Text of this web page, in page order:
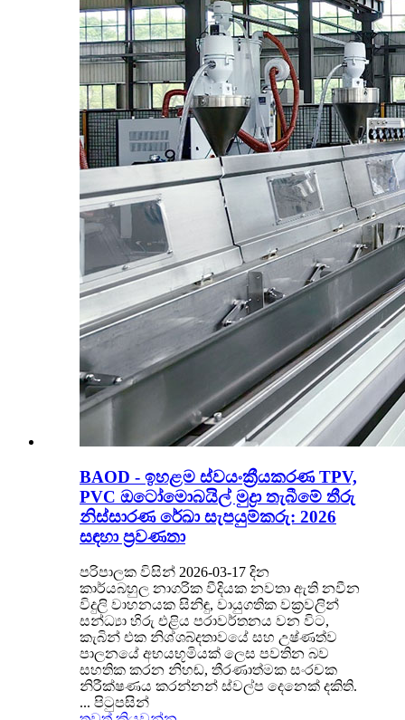
BAOD - ඉහළම ස්වයංක්‍රීයකරණ TPV,
PVC ඔටෝමොබයිල් මුද්‍රා තැබීමේ තීරු
නිස්සාරණ රේඛා සැපයුම්කරු: 2026
සඳහා ප්‍රවණතා
පරිපාලක විසින් 2026-03-17 දින
කාර්යබහුල නාගරික වීදියක නවතා ඇති නවීන
විදුලි වාහනයක සිනිඳු, වායුගතික වක්‍රවලින්
සන්ධ්‍යා හිරු එළිය පරාවර්තනය වන විට,
කැබින් එක නිශ්ශබ්දතාවයේ සහ උෂ්ණත්ව
පාලනයේ අභයභූමියක් ලෙස පවතින බව
සහතික කරන නිහඬ, තීරණාත්මක සංරචක
නිරීක්ෂණය කරන්නන් ස්වල්ප දෙනෙක් දකිති.
... පිටුපසින්